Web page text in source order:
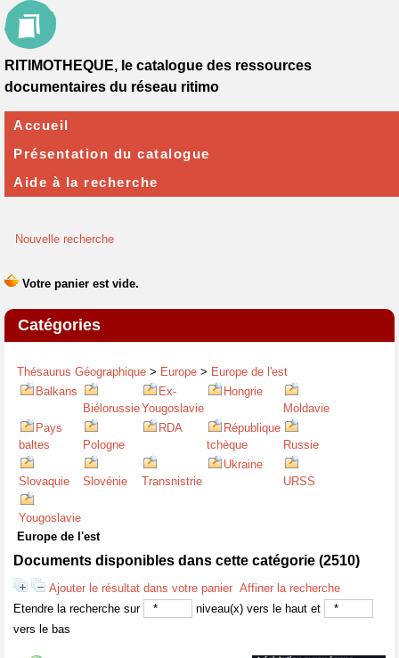
Nouvelle recherche
Catégories
Thésaurus Géographique > Europe > Europe de l'est
Balkans
Biélorussie
Ex-
Yougoslavie
Hongrie
Moldavie
Pays
baltes
Pologne
RDA
République
tchèque
Russie
Slovaquie Slovénie Transnistrie
Ukraine
URSS
Yougoslavie
Europe de l'est
Documents disponibles dans cette catégorie (2510)
Ajouter le résultat dans votre panier Affiner la recherche
Etendre la recherche sur
niveau(x) vers le haut et
vers le bas
RITIMOTHEQUE, le catalogue des ressources
documentaires du réseau ritimo
Accueil
Présentation du catalogue
Aide à la recherche